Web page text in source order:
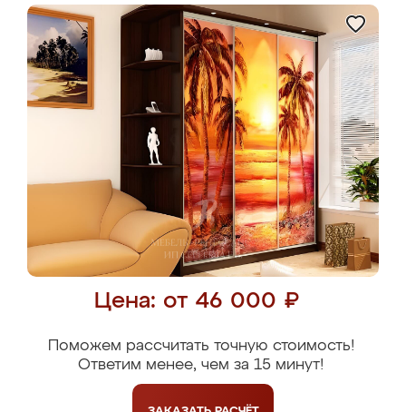
Цена: от 46 000 ₽
Поможем рассчитать точную стоимость!
Ответим менее, чем за 15 минут!